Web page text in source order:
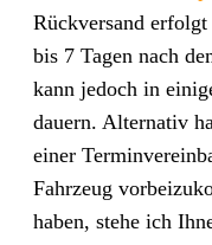
Rückversand
bis 7 Tagen nach
kann jedoch in
dauern. Alternativ
einer
Fahrzeug
haben, stehe ich